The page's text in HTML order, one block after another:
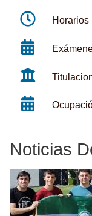
Horarios
Noticias